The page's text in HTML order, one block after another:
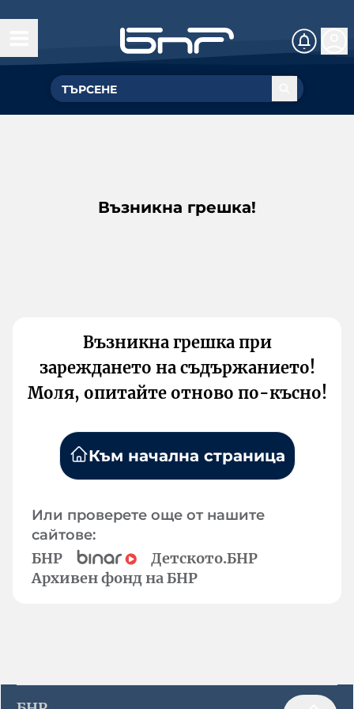
Възникна грешка!
Възникна грешка при
зареждането на съдържанието!
Моля, опитайте отново по-късно!
Към начална страница
Или проверете още от нашите
сайтове:
БНР
Детското.БНР
Архивен фонд на БНР